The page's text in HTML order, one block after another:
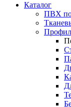
Каталог
ПВХ